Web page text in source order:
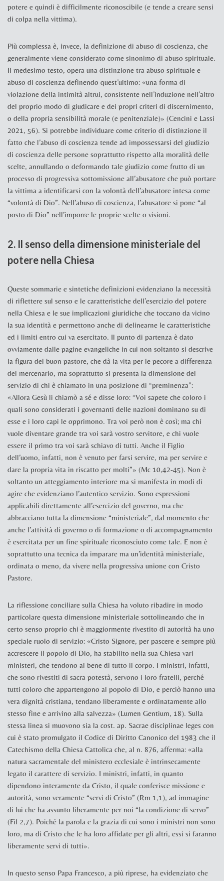
potere e quindi è difficilmente riconoscibile (e tende a creare sensi
di colpa nella vittima).
Più complessa è, invece, la definizione di abuso di coscienza, che
generalmente viene considerato come sinonimo di abuso spirituale.
Il medesimo testo, opera una distinzione tra abuso spirituale e
abuso di coscienza definendo quest’ultimo: «una forma di
violazione della intimità altrui, consistente nell’induzione nell’altro
del proprio modo di giudicare e dei propri criteri di discernimento,
o della propria sensibilita ̀ morale (e penitenziale)» (Cencini e Lassi
2021, 56). Si potrebbe individuare come criterio di distinzione il
fatto che l’abuso di coscienza tende ad impossessarsi del giudizio
di coscienza delle persone soprattutto rispetto alla moralità delle
scelte, annullando o deformando tale giudizio come frutto di un
processo di progressiva sottomissione all’abusatore che può portare
la vittima a identificarsi con la volontà dell’abusatore intesa come
“volontà di Dio”. Nell’abuso di coscienza, l’abusatore si pone “al
posto di Dio” nell’imporre le proprie scelte o visioni.
2. Il senso della dimensione ministeriale del
potere nella Chiesa
Queste sommarie e sintetiche definizioni evidenziano la necessità
di riflettere sul senso e le caratteristiche dell’esercizio del potere
nella Chiesa e le sue implicazioni giuridiche che toccano da vicino
la sua identità e permettono anche di delinearne le caratteristiche
ed i limiti entro cui va esercitato. Il punto di partenza è dato
ovviamente dalle pagine evangeliche in cui non soltanto si descrive
la figura del buon pastore, che dà la vita per le pecore a differenza
del mercenario, ma soprattutto si presenta la dimensione del
servizio di chi è chiamato in una posizione di “preminenza”:
«Allora Gesù li chiamò a sé e disse loro: “Voi sapete che coloro i
quali sono considerati i governanti delle nazioni dominano su di
esse e i loro capi le opprimono. Tra voi però non è così; ma chi
vuole diventare grande tra voi sarà vostro servitore, e chi vuole
essere il primo tra voi sarà schiavo di tutti. Anche il Figlio
dell’uomo, infatti, non è venuto per farsi servire, ma per servire e
dare la propria vita in riscatto per molti”» (Mc 10,42-45). Non è
soltanto un atteggiamento interiore ma si manifesta in modi di
agire che evidenziano l’autentico servizio. Sono espressioni
applicabili direttamente all’esercizio del governo, ma che
abbracciano tutta la dimensione “ministeriale”, dal momento che
anche l’attività di governo o di formazione o di accompagnamento
è esercitata per un fine spirituale riconosciuto come tale. E non è
soprattutto una tecnica da imparare ma un’identità ministeriale,
ordinata o meno, da vivere nella progressiva unione con Cristo
Pastore.
La riflessione conciliare sulla Chiesa ha voluto ribadire in modo
particolare questa dimensione ministeriale sottolineando che in
certo senso proprio chi è maggiormente rivestito di autorità ha uno
speciale ruolo di servizio: «Cristo Signore, per pascere e sempre più
accrescere il popolo di Dio, ha stabilito nella sua Chiesa vari
ministeri, che tendono al bene di tutto il corpo. I ministri, infatti,
che sono rivestiti di sacra potestà, servono i loro fratelli, perché
tutti coloro che appartengono al popolo di Dio, e perciò hanno una
vera dignità cristiana, tendano liberamente e ordinatamente allo
stesso fine e arrivino alla salvezza» (Lumen Gentium, 18). Sulla
stessa linea si muovono sia la cost. ap. Sacrae disciplinae leges con
cui è stato promulgato il Codice di Diritto Canonico del 1983 che il
Catechismo della Chiesa Cattolica che, al n. 876, afferma: «alla
natura sacramentale del ministero ecclesiale è intrinsecamente
legato il carattere di servizio. I ministri, infatti, in quanto
dipendono interamente da Cristo, il quale conferisce missione e
autorità, sono veramente “servi di Cristo” (Rm 1,1), ad immagine
di lui che ha assunto liberamente per noi “la condizione di servo”
(Fil 2,7). Poiché la parola e la grazia di cui sono i ministri non sono
loro, ma di Cristo che le ha loro affidate per gli altri, essi si faranno
liberamente servi di tutti».
In questo senso Papa Francesco, a più riprese, ha evidenziato che